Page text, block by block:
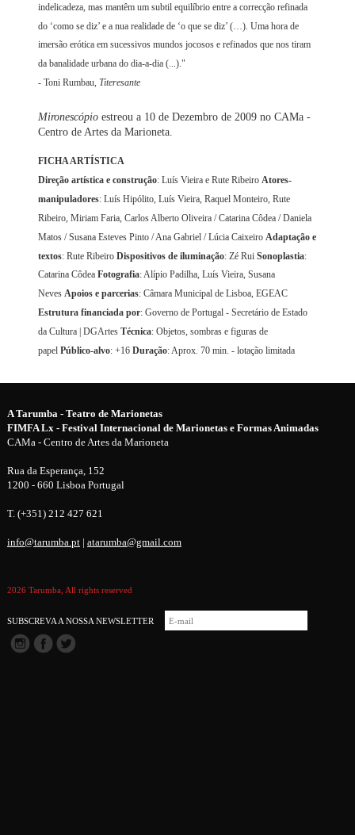
indelicadeza, mas mantêm um subtil equilíbrio entre a correcção refinada
do ‘como se diz’ e a nua realidade de ‘o que se diz’ (…). Uma hora de
imersão erótica em sucessivos mundos jocosos e refinados que nos tiram
da banalidade urbana do dia-a-dia (...)."
- Toni Rumbau,Titeresante
Mironescópio estreou a 10 de Dezembro de 2009 no CAMa -
Centro de Artes da Marioneta.
FICHA ARTÍSTICA
Direção artística e construção: Luís Vieira e Rute RibeiroAtores-
manipuladores: Luís Hipólito, Luís Vieira, Raquel Monteiro, Rute
Ribeiro, Miriam Faria, Carlos Alberto Oliveira / Catarina Côdea / Daniela
Matos / Susana Esteves Pinto / Ana Gabriel / Lúcia CaixeiroAdaptação e
textos: Rute RibeiroDispositivos de iluminação: Zé RuiSonoplastia:
Catarina CôdeaFotografia: Alípio Padilha, Luís Vieira, Susana
NevesApoios e parcerias: Câmara Municipal de Lisboa, EGEAC
Estrutura financiada por: Governo de Portugal - Secretário de Estado
da Cultura | DGArtesTécnica: Objetos, sombras e figuras de
papelPúblico-alvo: +16Duração: Aprox. 70 min. - lotação limitada
A Tarumba - Teatro de Marionetas
FIMFA Lx - Festival Internacional de Marionetas e Formas Animadas
CAMa - Centro de Artes da Marioneta
Rua da Esperança, 152
1200 - 660 Lisboa Portugal
T. (+351) 212 427 621
info@tarumba.pt| atarumba@gmail.com
2026 Tarumba, All rights reserved
SUBSCREVA A NOSSA NEWSLETTER